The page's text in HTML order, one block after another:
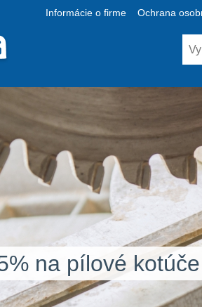
Informácie o firme Ochrana
na pílové kotúče